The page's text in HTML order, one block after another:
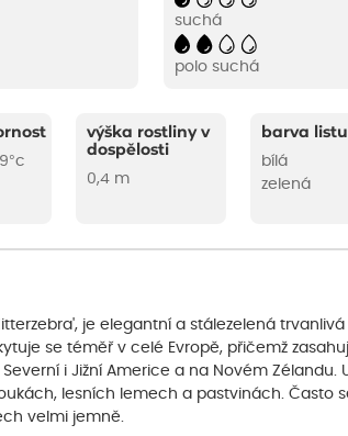
suchá
polo suchá
výška rostliny v
dospělosti
0,4 m
barva listu
bílá
zelená
je elegantní a stálezelená
se téměř v celé Evropě, přičemž
i Jižní Americe a na Novém Zélandu.
lesních lemech a pastvinách. Často
velmi jemně.